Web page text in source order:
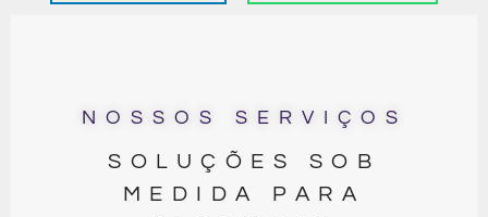
NOSSOS SERVIÇOS
SOLUÇÕES SOB
MEDIDA PARA